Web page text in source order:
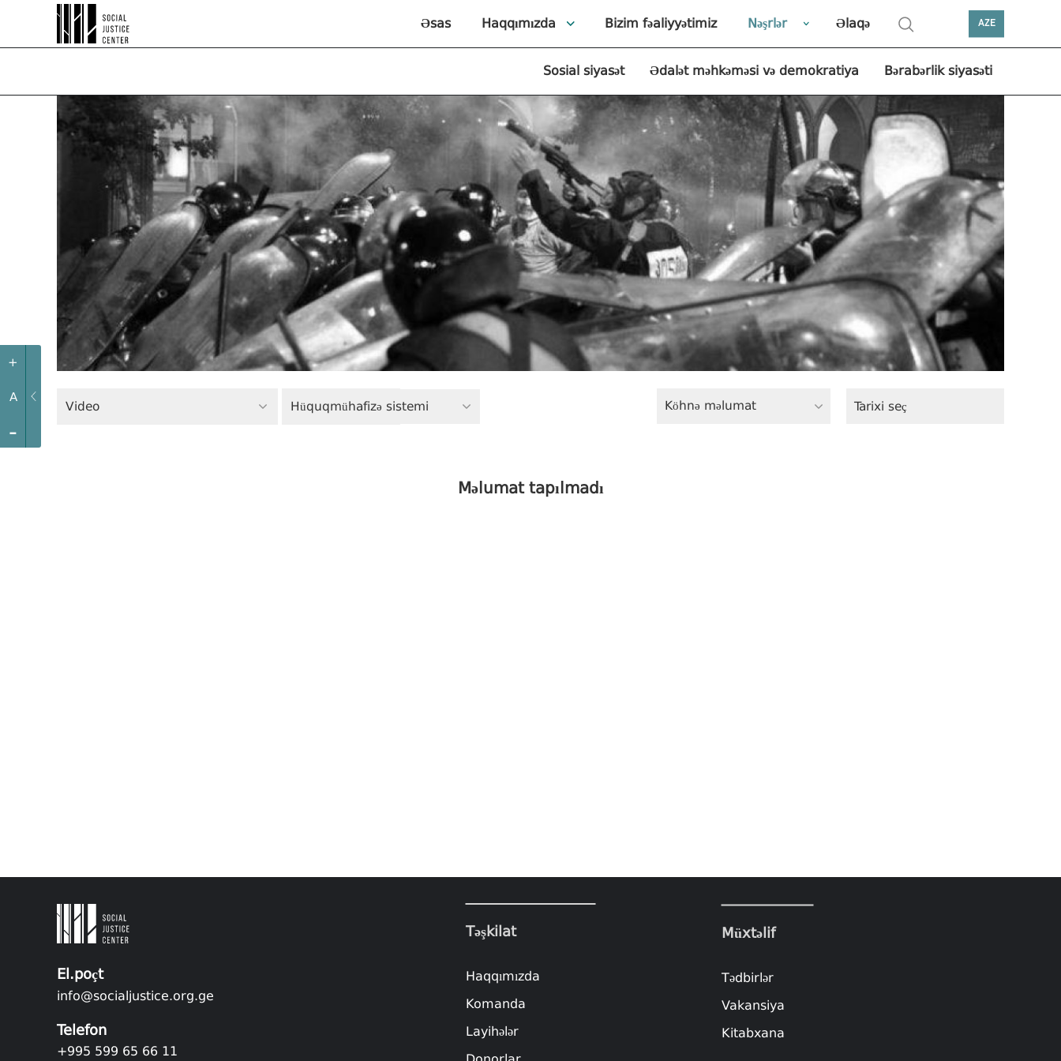
+
A
-
Əsas Haqqımızda Bizim fəaliyyətimiz Nəşrlər Əlaqə AZE
Sosial siyasət Ədalət məhkəməsi və demokratiya Bərabərlik siyasəti
Video Hüquqmühafizə sistemi Köhnə məlumat
Məlumat tapılmadı
El.poçt
info@socialjustice.org.ge
Telefon
+995 599 65 66 11
Təşkilat
Haqqımızda
Komanda
Layihələr
Müxtəlif
Tədbirlər
Vakansiya
Kitabxana